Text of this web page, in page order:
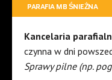
PARAFIA MB ŚNIEŻNA
Kancelaria
czynna w dni
Sprawy pilne (np.